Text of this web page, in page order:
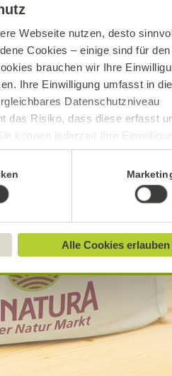
Webseite nutzen, desto
Cookies – einige sind für
brauchen wir Ihre
Ihre Einwilligung umfasst in
Datenschutzniveau
das Risiko, dass diese erfasst
können jederzeit Ihre
Informationen finden Sie in
Alle Cookies erlauben